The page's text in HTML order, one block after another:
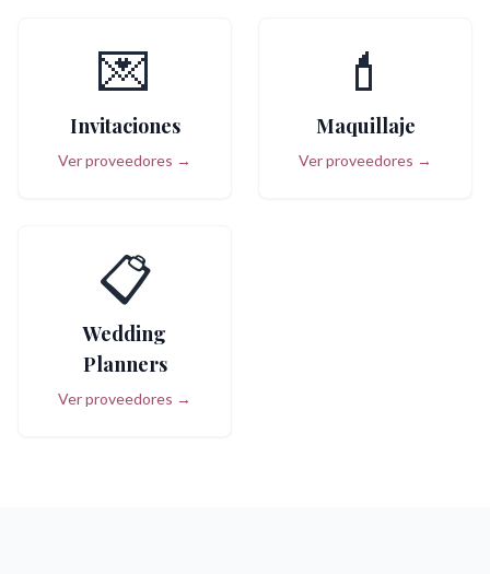
💌
Invitaciones
Ver proveedores →
💄
Maquillaje
Ver proveedores →
📋
Wedding
Planners
Ver proveedores →